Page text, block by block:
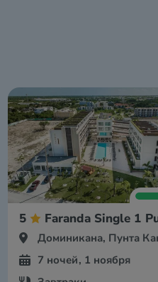
5 Faranda Single 1
Доминикана, Пунта
7 ночей, 1 ноября